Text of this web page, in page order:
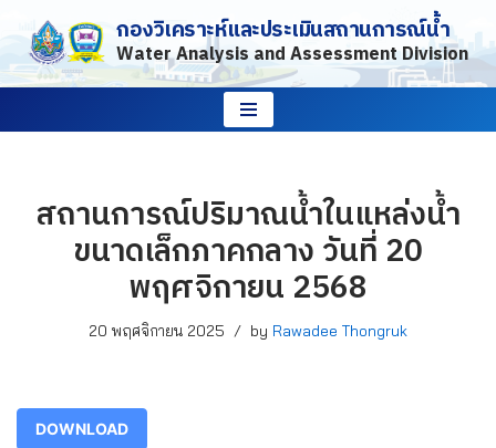
Skip
to
กองวิเคราะห์และประเมินสถานการณ์น้ำ
Water Analysis and Assessment Division
สถานการณ์ปริมาณน้ำในแหล่งน้ำ
ขนาดเล็กภาคกลาง วันที่ 20
พฤศจิกายน 2568
20 พฤศจิกายน 2025 by Rawadee Thongruk
DOWNLOAD